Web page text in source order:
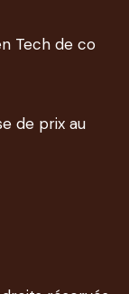
Tech de co
de prix au